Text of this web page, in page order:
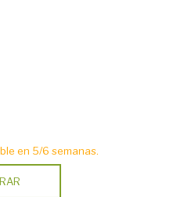
en 5/6 semanas.